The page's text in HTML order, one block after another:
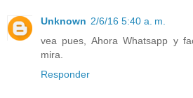
Unknown 2/6/16 5:40 a. m.
vea pues, Ahora Whatsapp y
mira.
Responder